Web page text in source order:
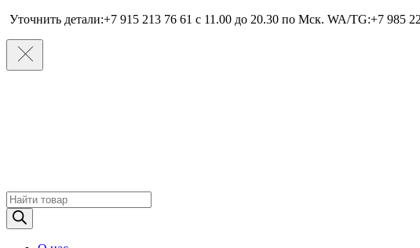
Уточнить детали:+7 915 213 76 61 c 11.00 до 20.30 по Мcк. WA/TG:+7 985
Поиск
товаров